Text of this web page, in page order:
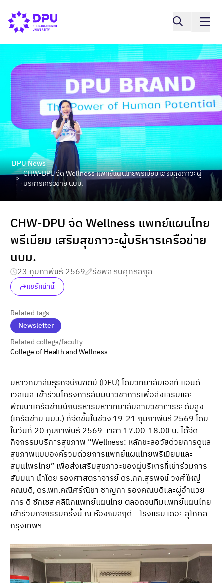
DPU News
> CHW-DPU จัด Wellness แพทย์แผนไทยพรีเมียม เสริมสุขภาวะผู้
บริหารเครือข่าย นบม.
CHW-DPU จัด Wellness แพทย์แผนไทย
พรีเมียม เสริมสุขภาวะผู้บริหารเครือข่าย
นบม.
23 กุมภาพันธ์ 2569 รัชพล ธนศุทธิสกุล
แชร์หน้านี้
Related tags
Newsletter
Related college/faculty
College of Health and Wellness
มหาวิทยาลัยธุรกิจบัณฑิตย์ (DPU) โดยวิทยาลัยเฮลท์ แอนด์
เวลเนส เข้าร่วมโครงการสัมมนาวิชาการเพื่อส่งเสริมและ
พัฒนาเครือข่ายนักบริหารมหาวิทยาลัยสายวิชาการระดับสูง
(เครือข่าย นบม.) ที่จัดขึ้นในช่วง 19-21 กุมภาพันธ์ 2569 โดย
ในวันที่ 20 กุมภาพันธ์ 2569  เวลา 17.00-18.00 น. ได้จัด
กิจกรรมบริการสุขภาพ “Wellness: หลักชะลอวัยด้วยการดูแล
สุขภาพแบบองค์รวมด้วยการแพทย์แผนไทยพรีเมียมและ
สมุนไพรไทย” เพื่อส่งเสริมสุขภาวะของผู้บริหารที่เข้าร่วมการ
สัมมนา นำโดย รองศาสตราจารย์ ดร.ภก.สุรพจน์ วงศ์ใหญ่
คณบดี, ดร.พท.คณิศร์ณิชา ชาญภา รองคณบดีและผู้อำนวย
การ ดี ซักเซส คลินิกแพทย์แผนไทย ตลอดจนทีมแพทย์แผนไทย
เข้าร่วมกิจกรรมครั้งนี้ ณ ห้องกมลฤดี    โรงแรม เดอะ สุโกศล
กรุงเทพฯ